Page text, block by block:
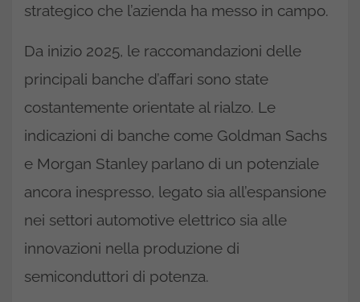
strategico che l’azienda ha messo in campo.
Da inizio 2025, le raccomandazioni delle
principali banche d’affari sono state
costantemente orientate al rialzo. Le
indicazioni di banche come Goldman Sachs
e Morgan Stanley parlano di un potenziale
ancora inespresso, legato sia all’espansione
nei settori automotive elettrico sia alle
innovazioni nella produzione di
semiconduttori di potenza.